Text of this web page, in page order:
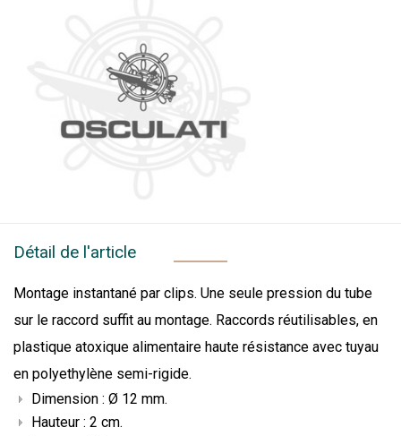
Détail de l'article
Montage instantané par clips. Une seule pression du tube
sur le raccord suffit au montage. Raccords réutilisables, en
plastique atoxique alimentaire haute résistance avec tuyau
en polyethylène semi-rigide.
Dimension : Ø 12 mm.
Hauteur : 2 cm.